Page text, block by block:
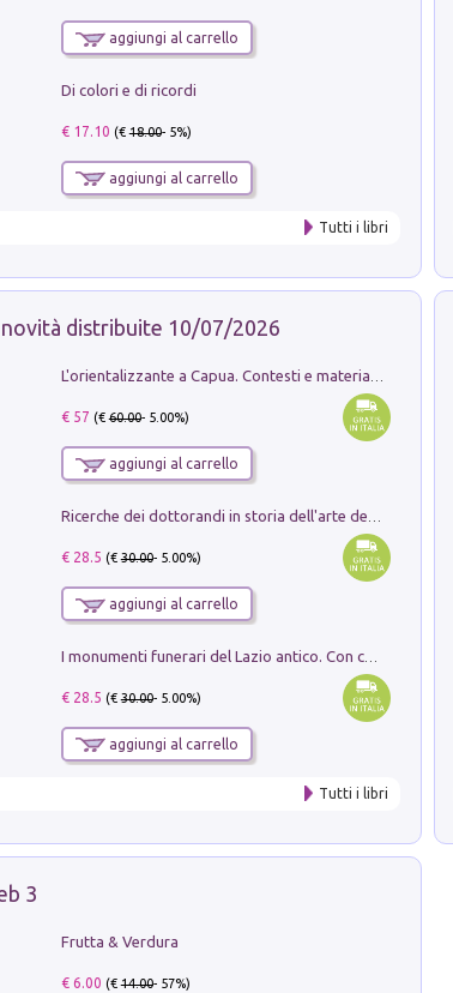
aggiungi al carrello
Di colori e di ricordi
€ 17.10 (€18.00- 5%)
aggiungi al carrello
Tutti i libri
distribuite 10/07/2026
€ 57 (€60.00- 5.00%)
aggiungi al carrello
€ 28.5 (€30.00- 5.00%)
aggiungi al carrello
I monumenti funerari del Lazio antico. Con cartella con tavole
€ 28.5 (€30.00- 5.00%)
aggiungi al carrello
Tutti i libri
3
Frutta & Verdura
€ 6.00 (€14.00- 57%)